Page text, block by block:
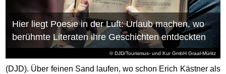
© DJD/Tourismus- und Kur GmbH Graal-Müritz
Hier liegt Poesie in der Luft: Urlaub machen, wo
berühmte Literaten ihre Geschichten entdeckten
(DJD). Über feinen Sand laufen, wo schon Erich Kästner als